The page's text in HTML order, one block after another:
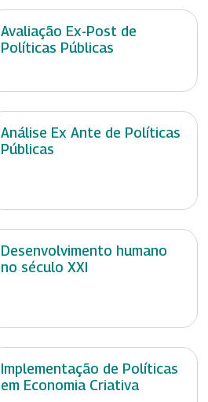
Avaliação Ex-Post de
Políticas Públicas
Análise Ex Ante de Políticas
Públicas
Desenvolvimento humano
no século XXI
Implementação de Políticas
em Economia Criativa